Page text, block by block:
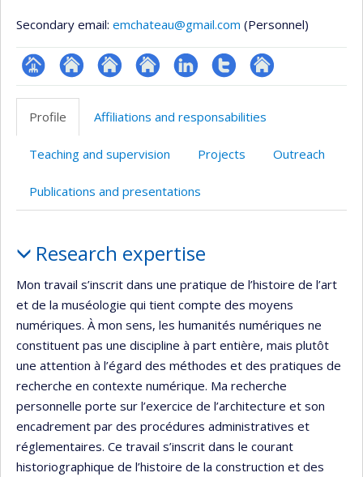
Secondary email: emchateau@gmail.com (Personnel)
Page
professionnelle
Site
l’unité
recherche
Site
web
l’unité
recherche
Site
l’unité
recherche
LinkedInCompteAutre
Profile Affiliations and responsabilities
Teaching and supervision Projects Outreach
Publications and presentations
Research expertise
Mon travail s’inscrit dans une pratique de l’histoire de l’art
et de la muséologie qui tient compte des moyens
numériques. À mon sens, les humanités numériques ne
constituent pas une discipline à part entière, mais plutôt
une attention à l’égard des méthodes et des pratiques de
recherche en contexte numérique. Ma recherche
personnelle porte sur l’exercice de l’architecture et son
encadrement par des procédures administratives et
réglementaires. Ce travail s’inscrit dans le courant
historiographique de l’histoire de la construction et des